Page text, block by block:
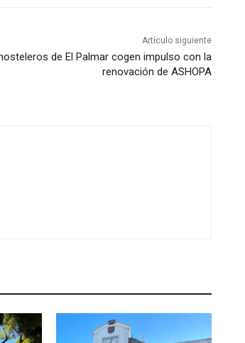
Artículo siguiente
de El Palmar cogen impulso con la
renovación de ASHOPA